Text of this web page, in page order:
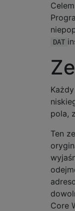
DAT
pola,
Ten
Core